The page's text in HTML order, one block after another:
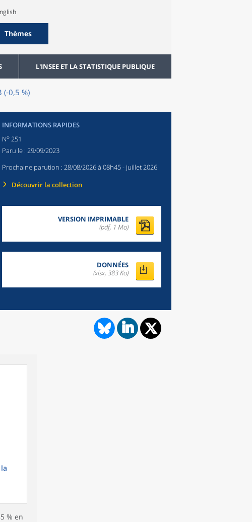
Thèmes
L'INSEE ET LA STATISTIQUE PUBLIQUE
%)
INFORMATIONS RAPIDES
No 251
Paru le : 29/09/2023
Prochaine parution : 28/08/2026 à 08h45- juillet 2026
Découvrir la collection
VERSION IMPRIMABLE
(pdf, 1 Mo)
DONNÉES
(xlsx, 383 Ko)
% en